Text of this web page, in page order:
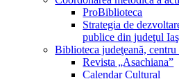
ProBiblioteca
Strategia de
publice din judeţul
Biblioteca judeţeană,
Revista „Asachiana”
Calendar Cultural